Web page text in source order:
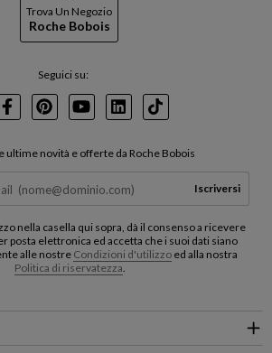
Trova Un Negozio
Roche Bobois
Seguici su:
FacebookPinterest
YoutubeLinkedInTikTok
ultime novità e offerte da Roche Bobois
Iscriversi
nella casella qui sopra, dà il consenso a ricevere
posta elettronica ed accetta che i suoi dati siano
alle nostre Condizioni d'utilizzoed alla nostra
Politica di riservatezza